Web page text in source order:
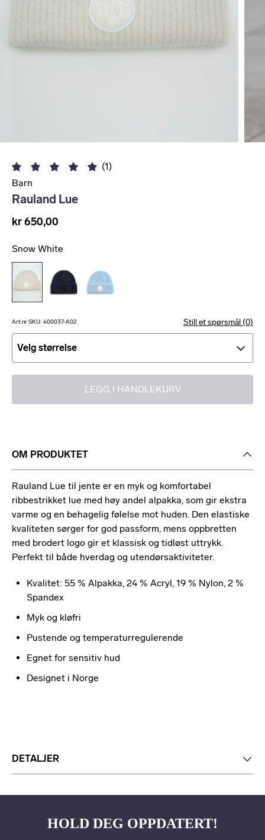
(1)
Barn
Rauland Lue
kr 650,00
Snow White
Art.nr SKU: 400037-A02 Still et spørsmål (0)
Velg størrelse
LEGG I HANDLEKURV
OM PRODUKTET
Rauland Lue til jente er en myk og komfortabel
ribbestrikket lue med høy andel alpakka, som gir ekstra
varme og en behagelig følelse mot huden. Den elastiske
kvaliteten sørger for god passform, mens oppbretten
med brodert logo gir et klassisk og tidløst uttrykk.
Perfekt til både hverdag og utendørsaktiviteter.
Kvalitet: 55 % Alpakka, 24 % Acryl, 19 % Nylon, 2 %
Spandex
Myk og kløfri
Pustende og temperaturregulerende
Egnet for sensitiv hud
Designet i Norge
DETALJER
HOLD DEG OPPDATERT!